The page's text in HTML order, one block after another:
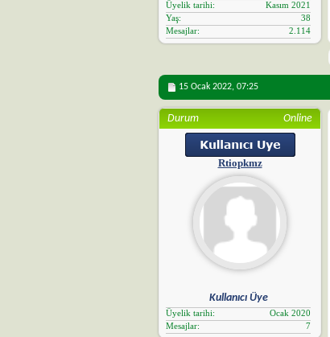
Üyelik tarihi
Kasım 2021
Yaş
38
Mesajlar
2.114
15 Ocak 2022, 07:25
Durum Online
Rtiopkmz
Kullanıcı Üye
Üyelik tarihi
Ocak 2020
Mesajlar
7